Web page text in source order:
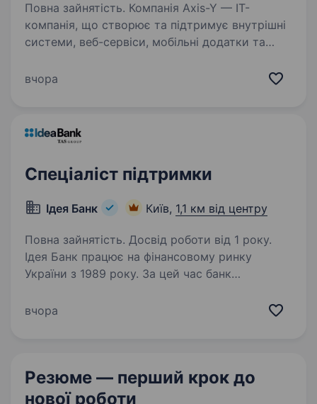
Повна зайнятість. Компанія Axis-Y — IT-
компанія, що створює та підтримує внутрішні
системи, веб-сервіси, мобільні додатки та
(виробництво, логістика, роздріб, пасажирські
вчора
Спеціаліст підтримки
Ідея Банк Київ, 1,1 км від центру
Повна зайнятість. Досвід роботи від 1 року.
Ідея Банк працює на фінансовому ринку
України з 1989 року. За цей час банк
партнер для клієнтів. Наша справжня
вчора
Резюме — перший крок до
нової роботи